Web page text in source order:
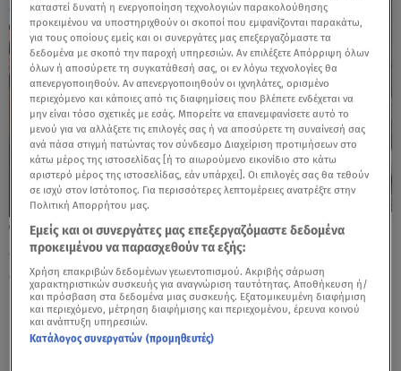
27.05.26, 11:56
Με δάκρυα αποχαιρέτησαν τη Γωγώ
Μαστροκώστα - Οι επώνυμοι που
βρέθηκαν εκεί
καταστεί δυνατή η ενεργοποίηση τεχνολογιών παρακολούθησης
προκειμένου να υποστηριχθούν οι σκοποί που εμφανίζονται παρακάτω,
για τους οποίους εμείς και οι συνεργάτες μας επεξεργαζόμαστε τα
δεδομένα με σκοπό την παροχή υπηρεσιών. Αν επιλέξετε Απόρριψη όλων
όλων ή αποσύρετε τη συγκατάθεσή σας, οι εν λόγω τεχνολογίες θα
απενεργοποιηθούν. Αν απενεργοποιηθούν οι ιχνηλάτες, ορισμένο
περιεχόμενο και κάποιες από τις διαφημίσεις που βλέπετε ενδέχεται να
μην είναι τόσο σχετικές με εσάς. Μπορείτε να επανεμφανίσετε αυτό το
μενού για να αλλάξετε τις επιλογές σας ή να αποσύρετε τη συναίνεσή σας
ανά πάσα στιγμή πατώντας τον σύνδεσμο Διαχείριση προτιμήσεων στο
κάτω μέρος της ιστοσελίδας [ή το αιωρούμενο εικονίδιο στο κάτω
αριστερό μέρος της ιστοσελίδας, εάν υπάρχει]. Οι επιλογές σας θα τεθούν
σε ισχύ στον Ιστότοπος. Για περισσότερες λεπτομέρειες ανατρέξτε στην
Πολιτική Απορρήτου μας.
Εμείς και οι συνεργάτες μας επεξεργαζόμαστε δεδομένα
προκειμένου να παρασχεθούν τα εξής:
Χρήση επακριβών δεδομένων γεωεντοπισμού. Ακριβής σάρωση
χαρακτηριστικών συσκευής για αναγνώριση ταυτότητας. Αποθήκευση ή/
και πρόσβαση στα δεδομένα μιας συσκευής. Εξατομικευμένη διαφήμιση
και περιεχόμενο, μέτρηση διαφήμισης και περιεχομένου, έρευνα κοινού
και ανάπτυξη υπηρεσιών.
Κατάλογος συνεργατών (προμηθευτές)